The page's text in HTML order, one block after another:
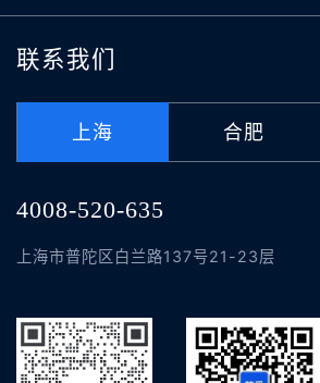
联系我们
上海 合肥
4008-520-635
上海市普陀区白兰路137号21-23层